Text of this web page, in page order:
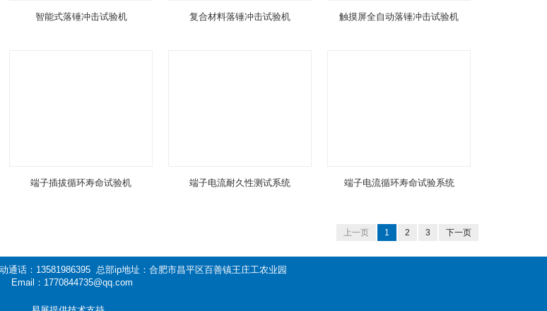
智能式落锤冲击试验机 复合材料落锤冲击试验机 触摸屏全自动落锤冲击试验机
端子插拔循环寿命试验机 端子电流耐久性测试系统 端子电流循环寿命试验系统
上一页 1 2 3 下一页
话：13581986395 总部ip地址：合肥市昌平区百善镇王庄工农业园
Email：1770844735@qq.com